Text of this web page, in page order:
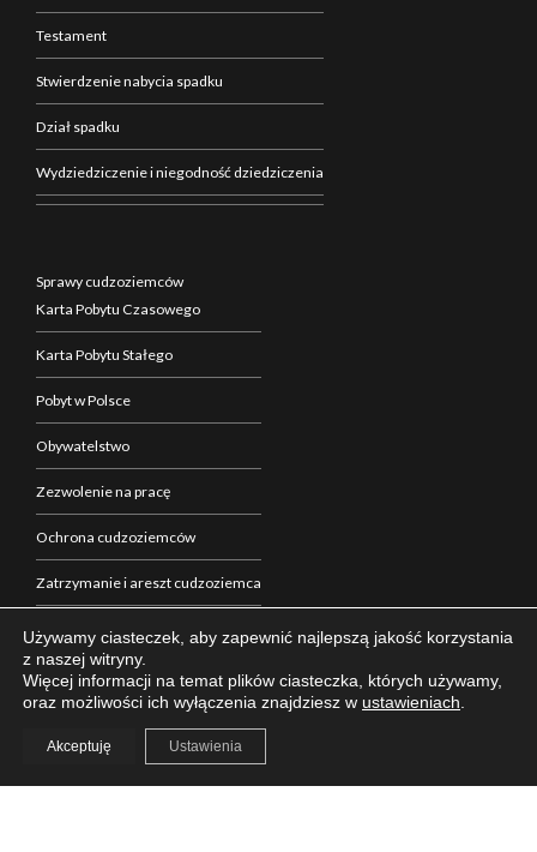
Testament
Stwierdzenie nabycia spadku
Dział spadku
Wydziedziczenie i niegodność dziedziczenia
Sprawy cudzoziemców
Karta Pobytu Czasowego
Karta Pobytu Stałego
Pobyt w Polsce
Obywatelstwo
Zezwolenie na pracę
Ochrona cudzoziemców
Zatrzymanie i areszt cudzoziemca
Zakup nieruchomości w Polsce
Formalności w Polsce
Używamy ciasteczek, aby zapewnić najlepszą jakość korzystania
z naszej witryny.
Więcej informacji na temat plików ciasteczka, których używamy,
oraz możliwości ich wyłączenia znajdziesz w ustawieniach
Akceptuję Ustawienia